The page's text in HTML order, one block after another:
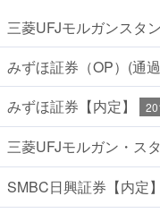
三菱UFJモルガンスタ
みずほ証券（OP）(通
みずほ証券【内定】
三菱UFJモルガン・ス
SMBC日興証券【内定】